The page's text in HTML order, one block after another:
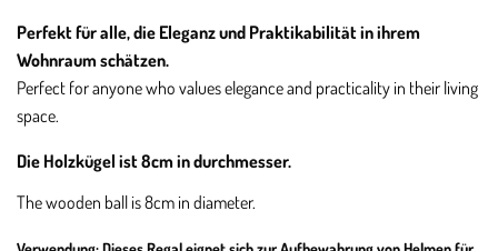
Perfekt für alle, die Eleganz und Praktikabilität in ihrem
Wohnraum schätzen.
Perfect for anyone who values elegance and practicality in their living
space.
Die Holzkügel ist 8cm in durchmesser.
The wooden ball is 8cm in diameter.